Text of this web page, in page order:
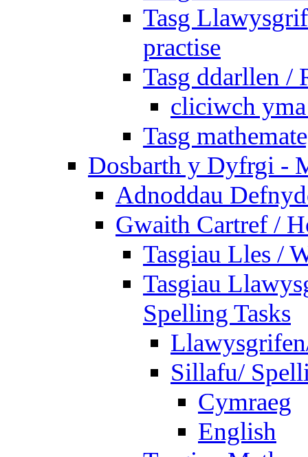
Tasg
practise
Tasg ddarllen /
cliciwch
Tasg
Dosbarth y Dyfrgi -
Adnoddau
Gwaith Cartref /
Tasgiau Lles /
Tasgiau
Spelling Tasks
Sillafu/
Cymraeg
English